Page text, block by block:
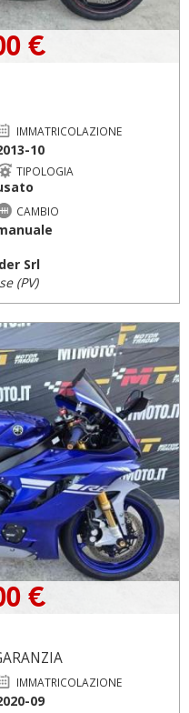
€
IMMATRICOLAZIONE
10
TIPOLOGIA
CAMBIO
Srl
(PV)
€
IMMATRICOLAZIONE
09